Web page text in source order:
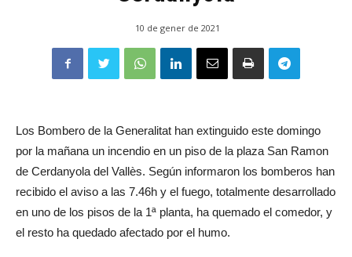
10 de gener de 2021
Los Bombero de la Generalitat han extinguido este domingo
por la mañana un incendio en un piso de la plaza San Ramon
de Cerdanyola del Vallès. Según informaron los bomberos han
recibido el aviso a las 7.46h y el fuego, totalmente desarrollado
en uno de los pisos de la 1ª planta, ha quemado el comedor, y
el resto ha quedado afectado por el humo.